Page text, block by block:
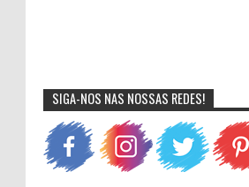
SIGA-NOS NAS NOSSAS REDES!